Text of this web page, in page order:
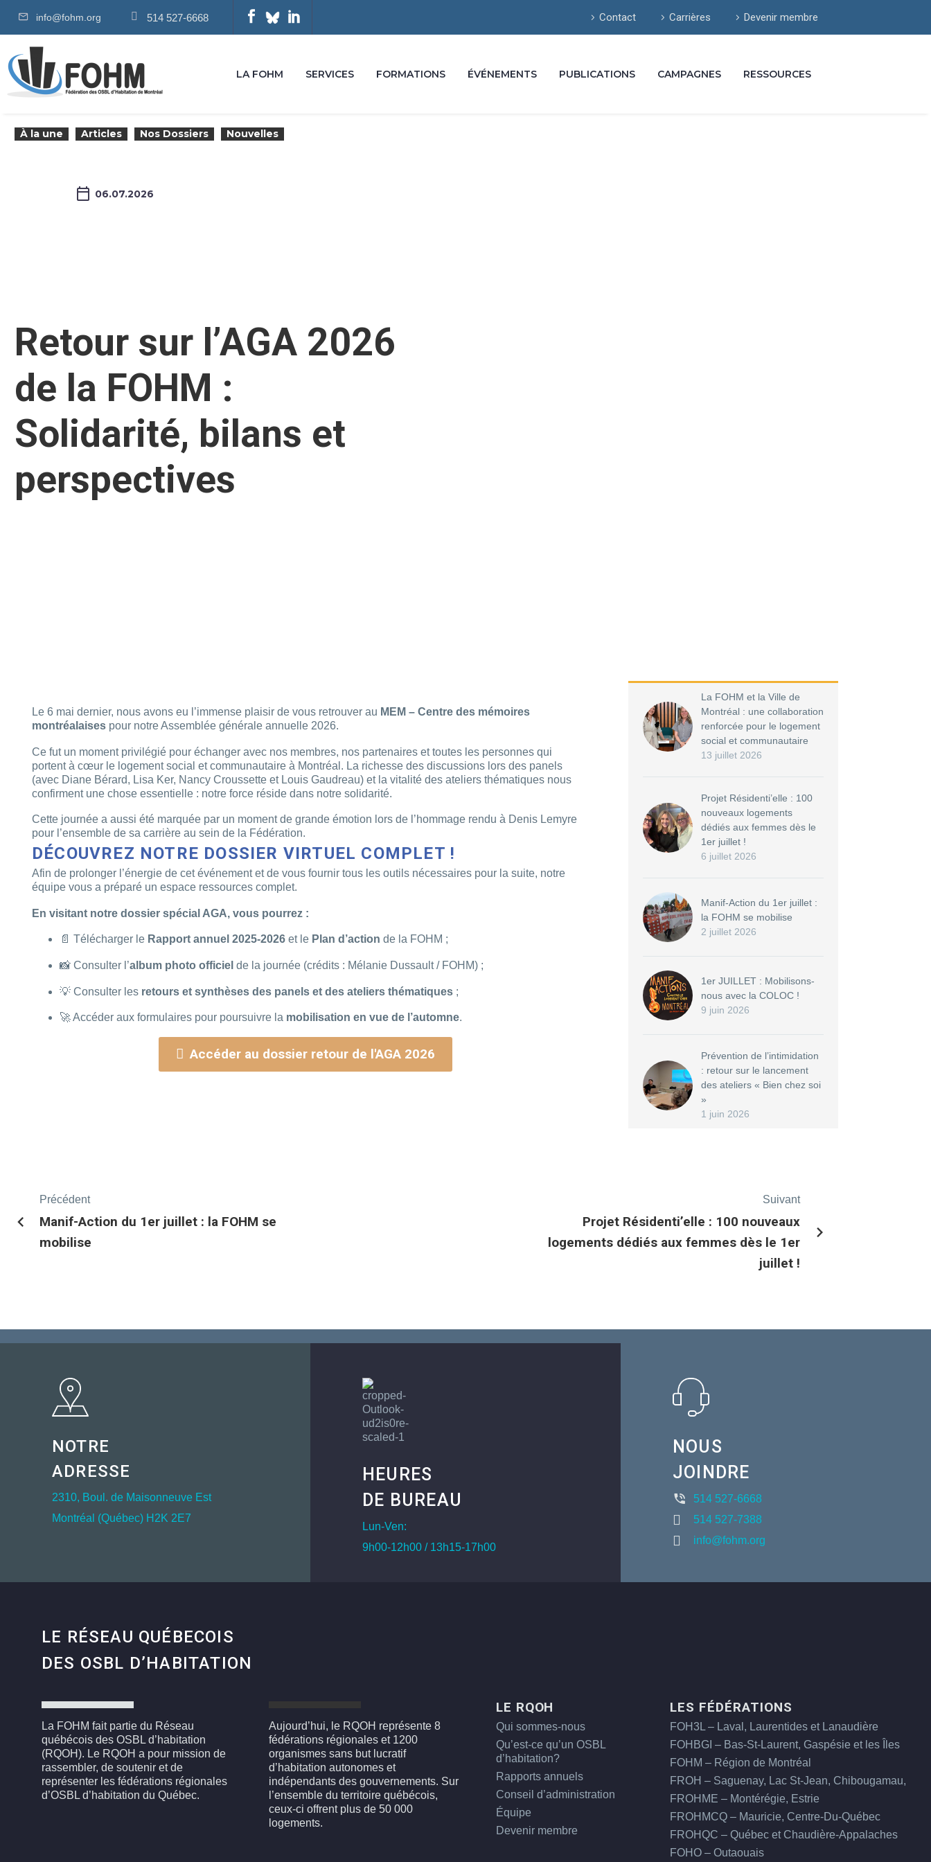
info@fohm.org 514 527-6668 Contact Carrières Devenir membre
LA FOHM SERVICES FORMATIONS ÉVÉNEMENTS PUBLICATIONS CAMPAGNES RESSOURCES
À la une Articles Nos Dossiers Nouvelles
06.07.2026
Retour sur l’AGA 2026
de la FOHM :
Solidarité, bilans et
perspectives
Le 6 mai dernier, nous avons eu l’immense plaisir de vous retrouver au MEM – Centre des mémoires
montréalaises pour notre Assemblée générale annuelle 2026.
Ce fut un moment privilégié pour échanger avec nos membres, nos partenaires et toutes les personnes qui
portent à cœur le logement social et communautaire à Montréal. La richesse des discussions lors des panels
(avec Diane Bérard, Lisa Ker, Nancy Croussette et Louis Gaudreau) et la vitalité des ateliers thématiques nous
confirment une chose essentielle : notre force réside dans notre solidarité.
Cette journée a aussi été marquée par un moment de grande émotion lors de l’hommage rendu à Denis Lemyre
pour l’ensemble de sa carrière au sein de la Fédération.
DÉCOUVREZ NOTRE DOSSIER VIRTUEL COMPLET !
Afin de prolonger l’énergie de cet événement et de vous fournir tous les outils nécessaires pour la suite, notre
équipe vous a préparé un espace ressources complet.
En visitant notre dossier spécial AGA, vous pourrez :
📄 Télécharger le Rapport annuel 2025-2026 et le Plan d’action de la FOHM ;
📸 Consulter l’album photo officiel de la journée (crédits : Mélanie Dussault / FOHM) ;
💡 Consulter les retours et synthèses des panels et des ateliers thématiques ;
🚀 Accéder aux formulaires pour poursuivre la mobilisation en vue de l’automne.
Accéder au dossier retour de l'AGA 2026
La FOHM et la Ville de
Montréal : une collaboration
renforcée pour le logement
social et communautaire
13 juillet 2026
Projet Résidenti’elle : 100
nouveaux logements
dédiés aux femmes dès le
1er juillet !
6 juillet 2026
Manif-Action du 1er juillet :
la FOHM se mobilise
2 juillet 2026
1er JUILLET : Mobilisons-
nous avec la COLOC !
9 juin 2026
Prévention de l’intimidation
: retour sur le lancement
des ateliers « Bien chez soi
»
1 juin 2026
Précédent
Manif-Action du 1er juillet : la FOHM se
mobilise
Suivant
Projet Résidenti’elle : 100 nouveaux
logements dédiés aux femmes dès le 1er
juillet !
NOTRE
ADRESSE
2310, Boul. de Maisonneuve Est
Montréal (Québec) H2K 2E7
HEURES
DE BUREAU
Lun-Ven:
9h00-12h00 / 13h15-17h00
NOUS
JOINDRE
514 527-6668
514 527-7388
info@fohm.org
LE RÉSEAU QUÉBECOIS
DES OSBL D’HABITATION
La FOHM fait partie du Réseau
québécois des OSBL d’habitation
(RQOH). Le RQOH a pour mission de
rassembler, de soutenir et de
représenter les fédérations régionales
d’OSBL d’habitation du Québec.
Aujourd’hui, le RQOH représente 8
fédérations régionales et 1200
organismes sans but lucratif
d’habitation autonomes et
indépendants des gouvernements. Sur
l’ensemble du territoire québécois,
ceux-ci offrent plus de 50 000
logements.
LE RQOH
Qui sommes-nous
Qu’est-ce qu’un OSBL
d’habitation?
Rapports annuels
Conseil d’administration
Équipe
Devenir membre
LES FÉDÉRATIONS
FOH3L – Laval, Laurentides et Lanaudière
FOHBGI – Bas-St-Laurent, Gaspésie et les Îles
FOHM – Région de Montréal
FROH – Saguenay, Lac St-Jean, Chibougamau,
FROHME – Montérégie, Estrie
FROHMCQ – Mauricie, Centre-Du-Québec
FROHQC – Québec et Chaudière-Appalaches
FOHO – Outaouais